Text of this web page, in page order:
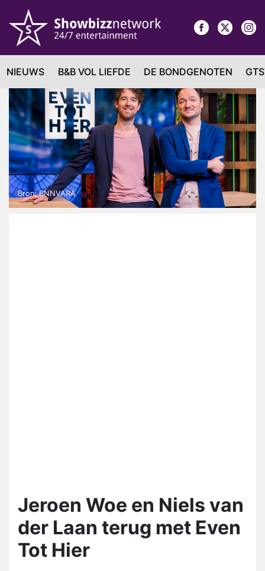
NIEUWS B&B VOL LIEFDE DE BONDGENOTEN
Bron: BNNVARA
Jeroen Woe en Niels van
der Laan terug met Even
Tot Hier